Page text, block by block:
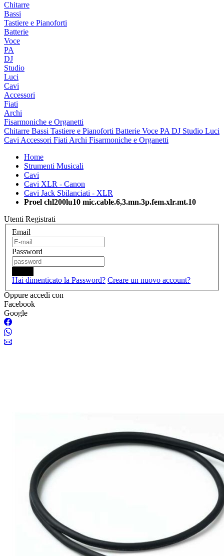
Chitarre
Bassi
Tastiere e Pianoforti
Batterie
Voce
PA
DJ
Studio
Luci
Cavi
Accessori
Fiati
Archi
Fisarmoniche e Organetti
Chitarre Bassi Tastiere e Pianoforti Batterie Voce PA DJ Studio Luci
Cavi Accessori Fiati Archi Fisarmoniche e Organetti
Home
Strumenti Musicali
Cavi
Cavi XLR - Canon
Cavi Jack Sbilanciati - XLR
Proel chl200lu10 mic.cable.6,3.mn.3p.fem.xlr.mt.10
Utenti Registrati
Email
Password
Hai dimenticato la Password? Creare un nuovo account?
Oppure accedi con
Facebook
Google